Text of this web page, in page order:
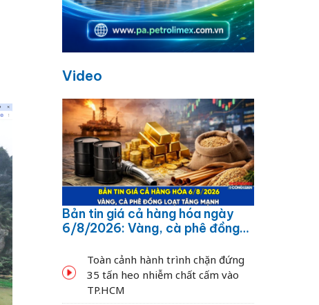
Video
Bản tin giá cả hàng hóa ngày
6/8/2026: Vàng, cà phê đồng
Toàn cảnh hành trình chặn đứng
35 tấn heo nhiễm chất cấm vào
TP.HCM